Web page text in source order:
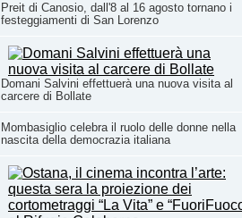
Preit di Canosio, dall'8 al 16 agosto tornano i
festeggiamenti di San Lorenzo
Domani Salvini effettuerà una nuova visita al
carcere di Bollate
Mombasiglio celebra il ruolo delle donne nella
nascita della democrazia italiana